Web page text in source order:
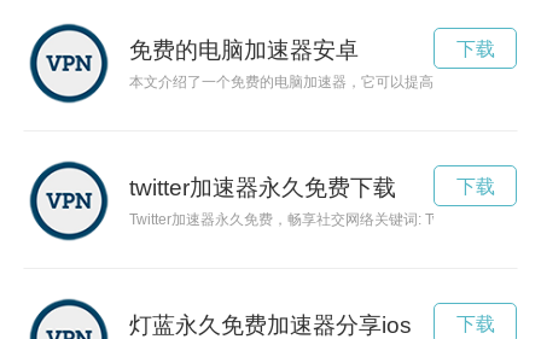
免费的电脑加速器安卓
本文介绍了一个免费的电脑加速器，它可以提高电脑的运行速
下载
twitter加速器永久免费下载
Twitter加速器永久免费，畅享社交网络关键词: Twitter, 加速器,
下载
灯蓝永久免费加速器分享ios 下载